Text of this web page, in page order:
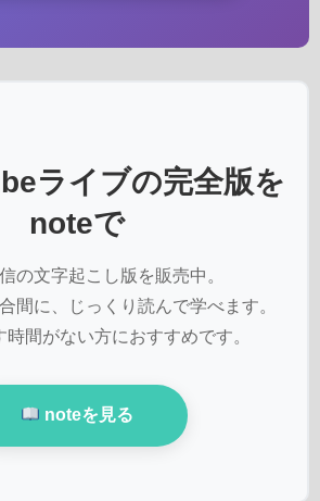
ライブの完全版を
noteで
の文字起こし版を販売中。
間に、じっくり読んで学べます。
間がない方におすすめです。
noteを見る